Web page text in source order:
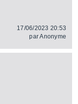
17/06/2023 20:53
parAnonyme